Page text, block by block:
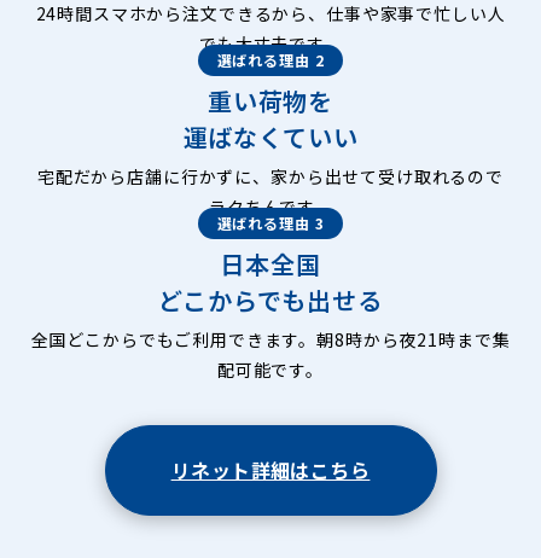
24時間スマホから注文できるから、仕事や家事で忙しい人
でも大丈夫です。
選ばれる理由 2
重い荷物を
運ばなくていい
宅配だから店舗に行かずに、家から出せて受け取れるので
ラクちんです。
選ばれる理由 3
日本全国
どこからでも出せる
全国どこからでもご利用できます。朝8時から夜21時まで集
配可能です。
リネット詳細はこちら